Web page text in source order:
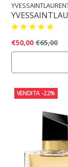
€50,00 €65,00
VENDITA -22%